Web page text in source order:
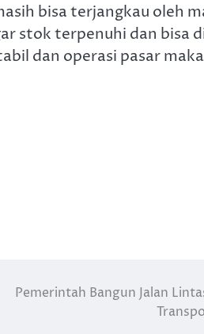
bisa terjangkau oleh
stok terpenuhi dan bisa
dan operasi pasar
Pemerintah Bangun Jalan